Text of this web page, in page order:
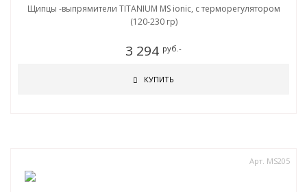
Щипцы -выпрямители TITANIUM MS ionic, c терморегулятором
(120-230 гр)
3 294 руб.-
КУПИТЬ
Арт. MS205